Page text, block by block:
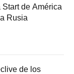
de América
Rusia
de los